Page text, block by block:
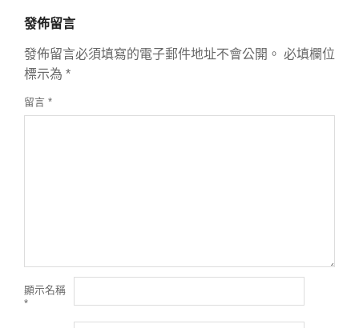
發佈留言
發佈留言必須填寫的電子郵件地址不會公開。 必填欄位
標示為 *
留言 *
顯示名稱
*